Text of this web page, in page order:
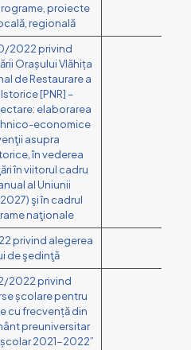
proiecte
regională
2022 privind
Orașului Vlăhița
de Restaurare a
[PNR] –
elaborarea
economice
asupra
în vederea
în viitorul cadru
al Uniunii
şi în cadrul
naţionale
privind alegerea
de şedinţă
2022 privind
școlare pentru
cu frecvență din
preuniversitar
2021-2022”